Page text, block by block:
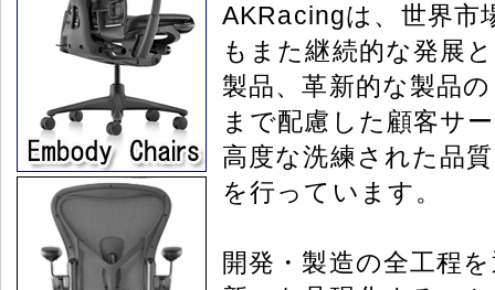
AKRacingは、世界市
もまた継続的な発展
製品、革新的な製品
まで配慮した顧客サ
高度な洗練された品
を行っています。
開発・製造の全工程